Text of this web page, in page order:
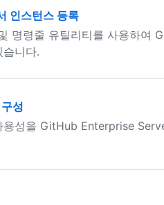
인스턴스 등록
명령줄 유틸리티를 사용하여
니다.
성
용성을 GitHub Enterprise